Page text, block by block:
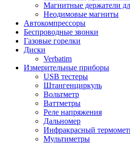
Магнитные держатели
Неодимовые магниты
Автокомпрессоры
Беспроводные звонки
Газовые горелки
Диски
Verbatim
Измерительные приборы
USB тестеры
Штангенциркуль
Вольтметр
Ваттметры
Реле напряжения
Дальномер
Инфракрасный
Мультиметры